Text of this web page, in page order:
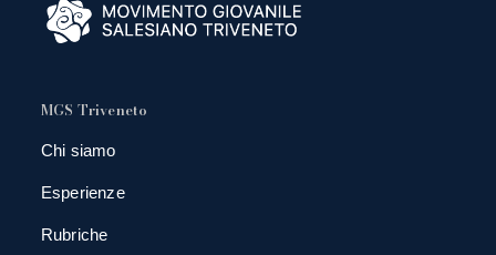
MGS Triveneto
Chi siamo
Esperienze
Rubriche